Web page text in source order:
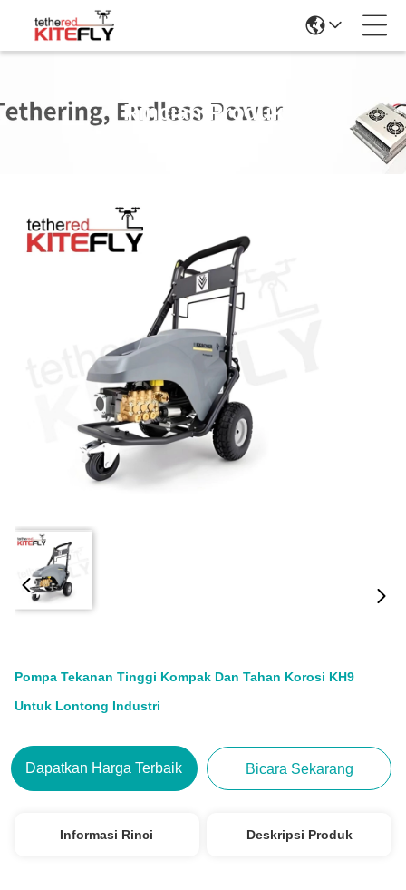
Rincian Produk
Pompa Tekanan Tinggi Kompak Dan Tahan Korosi KH9
Untuk Lontong Industri
Dapatkan Harga Terbaik Bicara Sekarang
Informasi Rinci Deskripsi Produk